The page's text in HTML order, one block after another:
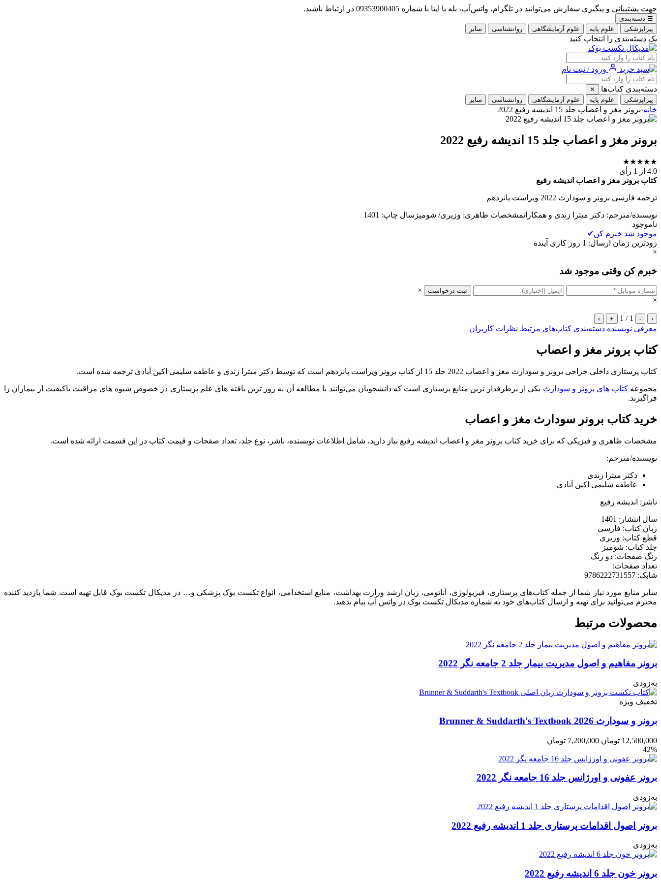
جهت پشتیبانی و پیگیری سفارش می‌توانید در تلگرام، واتس‌آپ، بله یا ایتا با شماره 09353900405 در ارتباط باشید.
☰ دسته‌بندی
پیراپزشکی
علوم پایه علوم آزمایشگاهی روانشناسی سایر
یک دسته‌بندی را انتخاب کنید
ورود / ثبت نام
دسته‌بندی کتاب‌ها
✕
پیراپزشکی
علوم پایه علوم آزمایشگاهی روانشناسی سایر
خانه›برونر مغز و اعصاب جلد 15 اندیشه رفیع 2022
برونر مغز و اعصاب جلد 15 اندیشه رفیع 2022
★
★
★
★
★
4.0 از 1 رأی
کتاب برونر مغز و اعصاب اندیشه رفیع
ترجمه فارسی برونر و سودارث 2022 ویراست پانزدهم
نویسنده/مترجم: دکتر میترا زندی و همکارانمشخصات ظاهری: وزیری/ شومیزسال چاپ: 1401
ناموجود
موجود شد خبرم کن✔
زودترین زمان ارسال: 1 روز کاری آینده
×
خبرم کن وقتی موجود شد
ثبت درخواست
×
×
‹
-
1 / 1
+
›
معرفی نویسنده دسته‌بندی کتاب‌های مرتبط نظرات کاربران
کتاب برونر مغز و اعصاب
کتاب پرستاری داخلی جراحی برونر و سودارث مغز و اعصاب 2022 جلد 15 از کتاب برونر ویراست پانزدهم است که توسط دکتر میترا زندی و عاطفه سلیمی اکین آبادی ترجمه شده است.
مجموعهکتاب های برونر و سودارث یکی از پرطرفدار ترین منابع پرستاری است که دانشجویان می‌توانند با مطالعه آن به روز ترین یافته های علم پرستاری در خصوص شیوه های مراقبت باکیفیت از بیماران را
فراگیرند.
خرید کتاب برونر سودارث مغز و اعصاب
مشخصات ظاهری و فیزیکی که برای خرید کتاب برونر مغز و اعصاب اندیشه رفیع نیاز دارید، شامل اطلاعات نویسنده، ناشر، نوع جلد، تعداد صفحات و قیمت کتاب در این قسمت ارائه شده است.
نویسنده/مترجم:
دکتر میترا زندی
عاطفه سلیمی اکین آبادی
ناشر: اندیشه رفیع
سال انتشار: 1401
زبان کتاب: فارسی
قطع کتاب: وزیری
جلد کتاب: شومیز
رنگ صفحات: دو رنگ
تعداد صفحات:
شابک: 9786222731557
سایر منابع مورد نیاز شما از جمله کتاب‌های پرستاری، فیزیولوژی، آناتومی، زبان ارشد وزارت بهداشت، منابع استخدامی، انواع تکست بوک پزشکی و… در مدیکال تکست بوک قابل تهیه است. شما بازدید کننده
محترم می‌توانید برای تهیه و ارسال کتاب‌های خود به شماره مدیکال تکست بوک در واتس آپ پیام بدهید.
محصولات مرتبط
برونر مفاهیم و اصول مدیریت بیمار جلد 2 جامعه نگر 2022
به‌زودی
تخفیف ویژه
برونر و سودارث 2026 Brunner & Suddarth's Textbook
12,500,000 تومان 7,200,000 تومان
42%
برونر عفونی و اورژانس جلد 16 جامعه نگر 2022
به‌زودی
برونر اصول اقدامات پرستاری جلد 1 اندیشه رفیع 2022
به‌زودی
برونر خون جلد 6 اندیشه رفیع 2022